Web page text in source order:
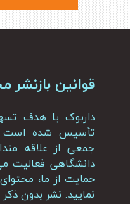
قوانین بازنشر
داربوک با هدف
تأسیس شده است
جمعی از علاقه
دانشگاهی فعالیت
حمایت از ما،
نمایید. نشر بدون